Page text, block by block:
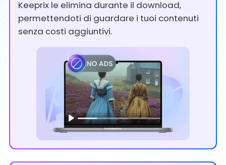
Keeprix le elimina durante il download,
permettendoti di guardare i tuoi contenuti
senza costi aggiuntivi.